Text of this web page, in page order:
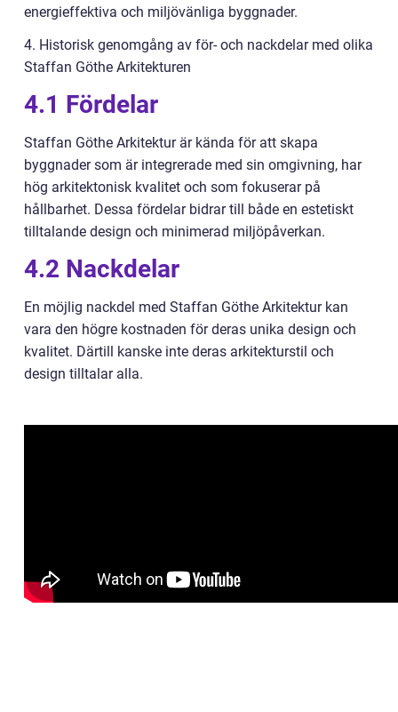
energieffektiva och miljövänliga byggnader.
4. Historisk genomgång av för- och nackdelar med olika
Staffan Göthe Arkitekturen
4.1 Fördelar
Staffan Göthe Arkitektur är kända för att skapa
byggnader som är integrerade med sin omgivning, har
hög arkitektonisk kvalitet och som fokuserar på
hållbarhet. Dessa fördelar bidrar till både en estetiskt
tilltalande design och minimerad miljöpåverkan.
4.2 Nackdelar
En möjlig nackdel med Staffan Göthe Arkitektur kan
vara den högre kostnaden för deras unika design och
kvalitet. Därtill kanske inte deras arkitekturstil och
design tilltalar alla.